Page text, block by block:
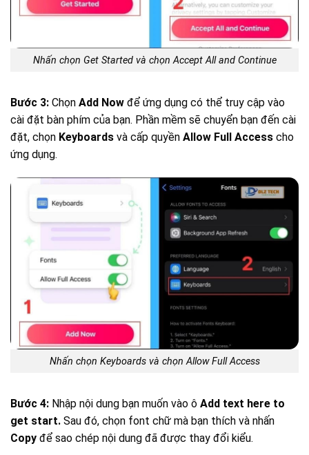
Nhấn chọn Get Started và chọn Accept All and Continue
Bước 3: Chọn Add Now để ứng dụng có thể truy cập vào
cài đặt bàn phím của bạn. Phần mềm sẽ chuyển bạn đến cài
đặt, chọn Keyboards và cấp quyền Allow Full Access cho
ứng dụng.
Nhấn chọn Keyboards và chọn Allow Full Access
Bước 4: Nhập nội dung bạn muốn vào ô Add text here to
get start. Sau đó, chọn font chữ mà bạn thích và nhấn
Copy để sao chép nội dung đã được thay đổi kiểu.